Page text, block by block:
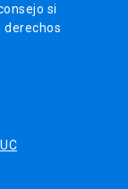
si
derechos